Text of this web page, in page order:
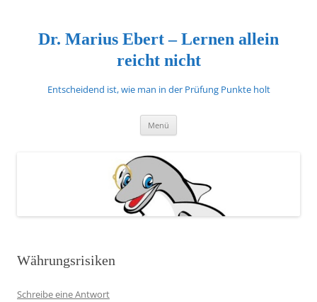
Dr. Marius Ebert – Lernen allein
reicht nicht
Entscheidend ist, wie man in der Prüfung Punkte holt
Menü
Währungsrisiken
Schreibe eine Antwort